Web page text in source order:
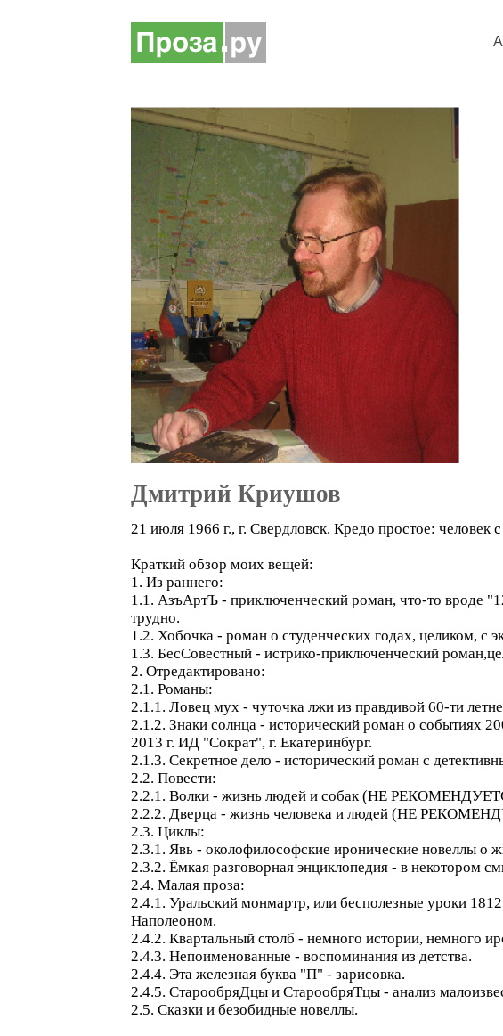
Дмитрий Криушов
21 июля 1966 г., г. Свердловск. Кредо простое:
Краткий обзор моих вещей:
1. Из раннего:
1.1. АзъАртЪ - приключенческий роман, что-то вроде
трудно.
1.2. Хобочка - роман о студенческих годах, целиком, с
1.3. БесСовестный - истрико-приключенческий
2. Отредактировано:
2.1. Романы:
2.1.1. Ловец мух - чуточка лжи из правдивой 60-ти
2.1.2. Знаки солнца - исторический роман о событиях
2013 г. ИД "Сократ", г. Екатеринбург.
2.1.3. Секретное дело - исторический роман с
2.2. Повести:
2.2.1. Волки - жизнь людей и собак (НЕ
2.2.2. Дверца - жизнь человека и людей (НЕ
2.3. Циклы:
2.3.1. Явь - околофилософские иронические новеллы о
2.3.2. Ёмкая разговорная энциклопедия - в некотором
2.4. Малая проза:
2.4.1. Уральский монмартр, или бесполезные уроки
Наполеоном.
2.4.2. Квартальный столб - немного истории, немного
2.4.3. Непоименованные - воспоминания из детства.
2.4.4. Эта железная буква "П" - зарисовка.
2.4.5. СтарообряДцы и СтарообряТцы - анализ
2.5. Сказки и безобидные новеллы.